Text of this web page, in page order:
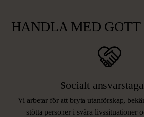
HANDLA MED
Socialt
Vi arbetar för att bryta utanförskap,
stötta personer i svåra livssituationer